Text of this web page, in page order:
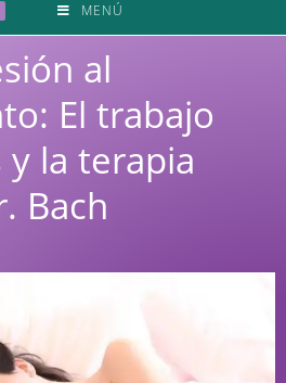
MENÚ
al
El trabajo
la terapia
Bach